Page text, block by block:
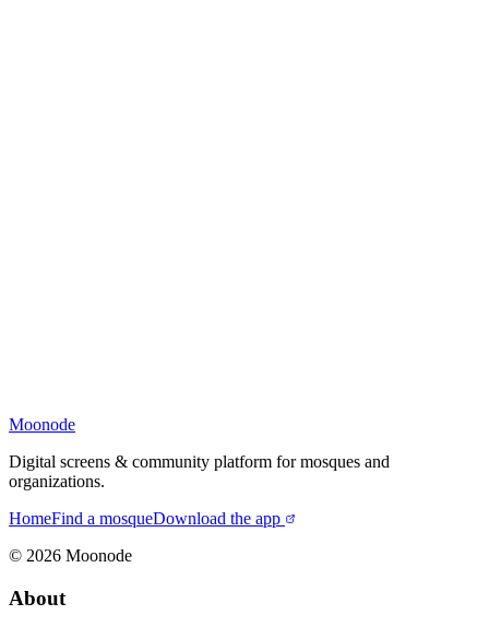
Moonode
Digital screens & community platform for mosques and
organizations.
HomeFind a mosqueDownload the app
© 2026 Moonode
About